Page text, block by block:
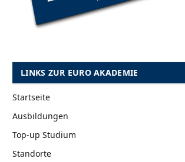
LINKS ZUR EURO AKADEMIE
Startseite
Ausbildungen
Top-up Studium
Standorte